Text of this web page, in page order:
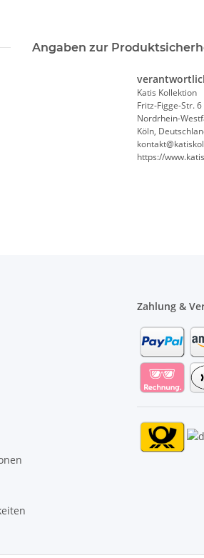
Angaben zur
Katis Kollektion
Fritz-Figge-Str. 6
Nordrhein-
Köln,
https://
Zahlung &